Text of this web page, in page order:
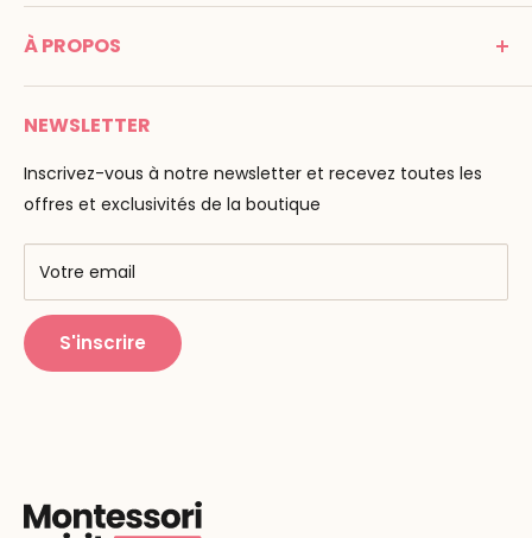
Tél : 05 53 61 21 26
Email :info@montessori-spirit.com
C G V
Mentions légales
Paiement
Livraison
F.A.Q
À PROPOS
Montessori Spirit
Maria Montessori
La pédagogie
Nos marques
Centres de formation
Public Montessori
NEWSLETTER
Inscrivez-vous à notre newsletter et recevez toutes les
offres et exclusivités de la boutique
Votre email
S'inscrire